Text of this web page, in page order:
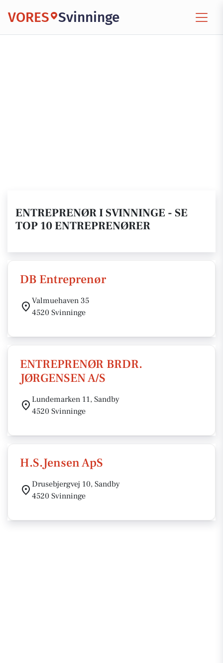
VORES Svinninge
ENTREPRENØR I SVINNINGE - SE
TOP 10 ENTREPRENØRER
DB Entreprenør
Valmuehaven 35
4520 Svinninge
ENTREPRENØR BRDR.
JØRGENSEN A/S
Lundemarken 11, Sandby
4520 Svinninge
H.S.Jensen ApS
Drusebjergvej 10, Sandby
4520 Svinninge